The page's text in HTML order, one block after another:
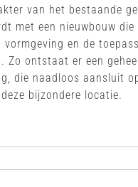
van het bestaande
met een nieuwbouw die
en de
Zo ontstaat er een
die naadloos aansluit
bijzondere locatie.